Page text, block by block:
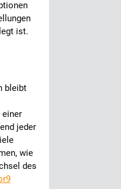
ist.
bleibt
einer
jeder
wie
des